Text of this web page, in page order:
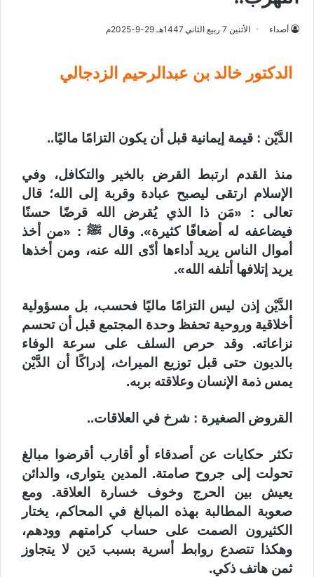
أصداء الأثنين 7 ربيع الثاني 1447هـ 29-9-2025م
الدكتور خالد بن عبدالرحيم الزدجالي
الدَّيْن : قيمة إيمانية قبل أن يكون التزامًا ماليًا..
منذ القدم ارتبط القرض بالخير والتكافل، وفي
الإسلام ارتقى ليصبح عبادة وقربة إلى الله؛ قال
تعالى : «مَن ذا الذي يُقرض الله قرضًا حسنًا
فيضاعفه له أضعافًا كثيرة». وقال ﷺ : «من أخذ
أموال الناس يريد أداءها أدّى الله عنه، ومن أخذها
يريد إتلافها أتلفه الله».
الدَّيْن إذن ليس التزامًا ماليًا فحسب، بل مسؤولية
أخلاقية وروحية تحفظ وحدة المجتمع قبل أن تحسم
نزاعاته. وقد حرص السلف على سرعة الوفاء
بالديون حتى قبل توزيع الميراث، إدراكًا أن الدَّيْن
يمس ذمة الإنسان وعلاقته بربه.
القروض الصغيرة : شرخ في العلاقات..
تكثر حكايات عن أصدقاء أو أقارب أقرضوا مبالغ
تحولت إلى جروح صامتة. المدين يتوارى، والدائن
يعيش بين الحرج وخوف خسارة العلاقة. ومع
صعوبة المطالبة بهذه المبالغ في المحاكم، يختار
الكثيرون الصمت على حساب كرامتهم وودهم،
وهكذا تتصدع روابط أسرية بسبب دَين لا يتجاوز
ثمن هاتف ذكي.